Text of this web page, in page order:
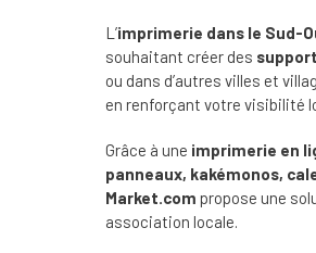
L’imprimerie dans le Sud-
souhaitant créer des
ou dans d’autres villes et
en renforçant votre visibilité
Grâce à une imprimerie en
panneaux, kakémonos,
Market.com propose une
association locale.